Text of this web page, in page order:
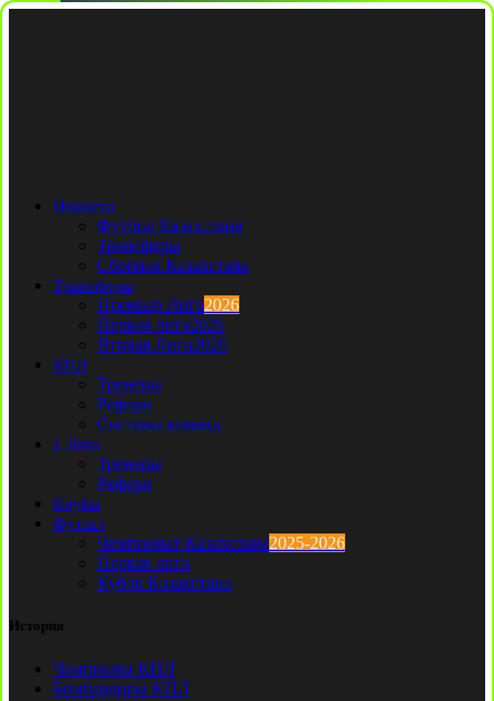
Новости
Футбол Казахстана
Трансферы
Сборная Казахстана
Трансферы
Премьер Лига2026
Первая лига2026
Вторая Лига2026
КПЛ
Тренеры
Рефери
Составы команд
1 Лига
Тренеры
Рефери
Клубы
Футзал
Чемпионат Казахстана2025-2026
Первая лига
Кубок Казахстана
История
Чемпионы КПЛ
Бомбардиры КПЛ